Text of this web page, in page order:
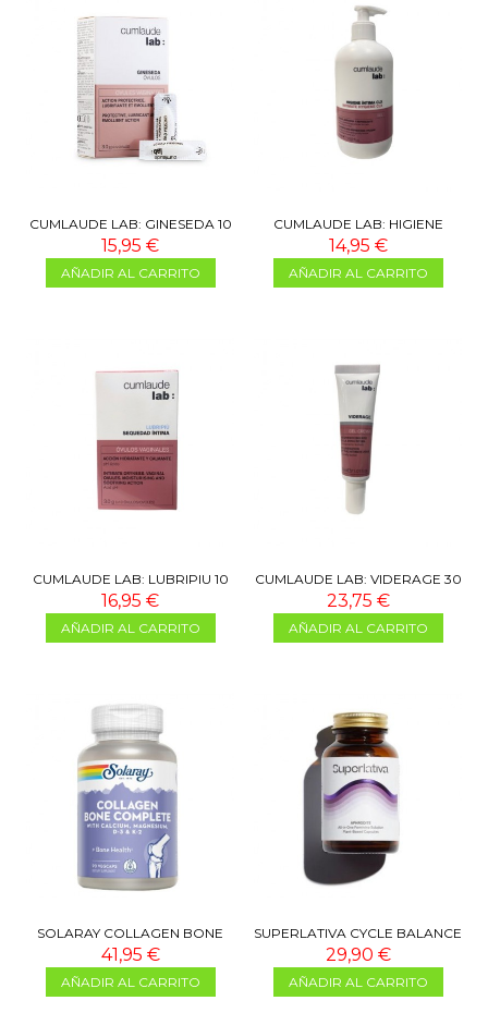
CUMLAUDE LAB: GINESEDA 10
ÓVULOS
15,95 €
AÑADIR AL CARRITO
CUMLAUDE LAB: HIGIENE
ÍNTIMA CLX 500 ML
14,95 €
AÑADIR AL CARRITO
CUMLAUDE LAB: LUBRIPIU 10
ÓVULOS
16,95 €
AÑADIR AL CARRITO
CUMLAUDE LAB: VIDERAGE 30
ML
23,75 €
AÑADIR AL CARRITO
SOLARAY COLLAGEN BONE
COMPLETE 90 VEGCAPS
41,95 €
AÑADIR AL CARRITO
SUPERLATIVA CYCLE BALANCE
60 CAPS
29,90 €
AÑADIR AL CARRITO